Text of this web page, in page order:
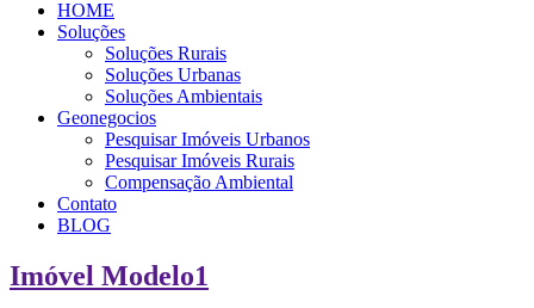
HOME
Soluções
Soluções Rurais
Soluções Urbanas
Soluções Ambientais
Geonegocios
Pesquisar Imóveis Urbanos
Pesquisar Imóveis Rurais
Compensação Ambiental
Contato
BLOG
Imóvel Modelo1